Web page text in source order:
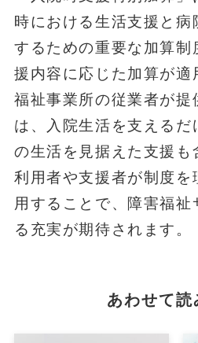
時における生活支援と病
するための重要な加算制
援内容に応じた加算が適
福祉事業所の従業者が提
は、入院生活を支えるだ
の生活を見据えた支援も
利用者や支援者が制度を
用することで、障害福祉
る充実が期待されます。
あわせて読